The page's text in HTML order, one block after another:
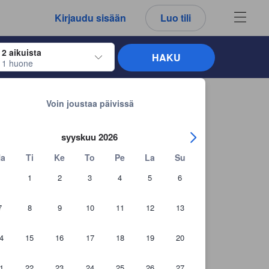
Kirjaudu sisään Luo tili
2 aikuista
1 huone
siirtyäksesi haluamiesi sisään- ja uloskirjautumispäivien
Voin joustaa päivissä
syyskuu 2026
Ti Ke To Pe La Su
1 2 3 4 5 6
8 9 10 11 12 13
15 16 17 18 19 20
HAKU
+51 asiakaskuvaa
arvostelut ja kommentit ovat aina aitoja.